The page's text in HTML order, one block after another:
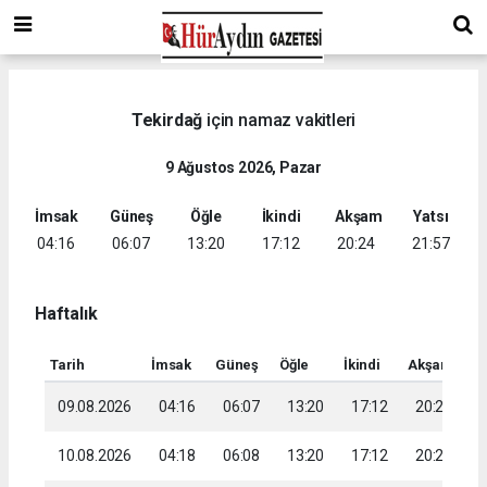
Tekirdağ için namaz vakitleri
9 Ağustos 2026, Pazar
İmsak
04:16
Güneş
06:07
Öğle
13:20
İkindi
17:12
Akşam
20:24
Yatsı
21:57
Haftalık
Tarih İmsak Güneş Öğle İkindi Akşam
09.08.2026 04:16 06:07 13:20 17:12 20:24
10.08.2026 04:18 06:08 13:20 17:12 20:22